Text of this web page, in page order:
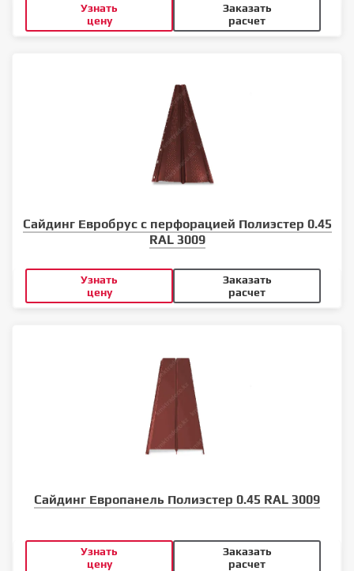
Узнать
цену
Заказать
расчет
Сайдинг Евробрус с перфорацией Полиэстер 0.45
RAL 3009
Узнать
цену
Заказать
расчет
Сайдинг Европанель Полиэстер 0.45 RAL 3009
Узнать
цену
Заказать
расчет